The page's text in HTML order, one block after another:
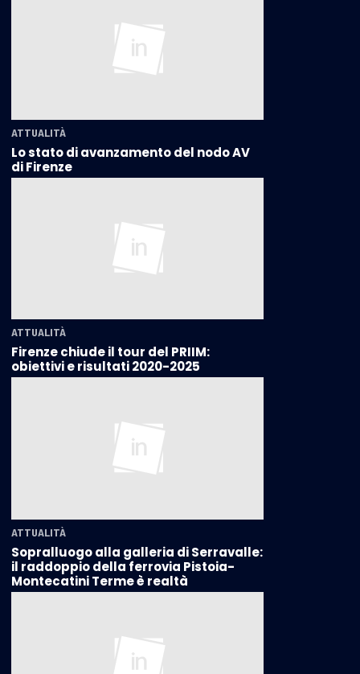
ATTUALITÀ
Lo stato di avanzamento del nodo AV
di Firenze
ATTUALITÀ
Firenze chiude il tour del PRIIM:
obiettivi e risultati 2020-2025
ATTUALITÀ
Sopralluogo alla galleria di Serravalle:
il raddoppio della ferrovia Pistoia-
Montecatini Terme è realtà